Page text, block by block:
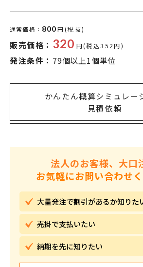
通常価格： 800円(税抜)
販売価格： 320 円(税込352円)
発注条件： 79個以上1個単位
かんたん概算シミュレー
見積依頼
法人のお客様、大口
お気軽にお問い合わせ
大量発注で割引があるか知りた
売掛で支払いたい
納期を先に知りたい